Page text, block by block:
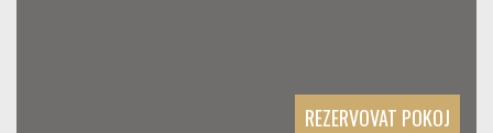
REZERVOVAT POKOJ